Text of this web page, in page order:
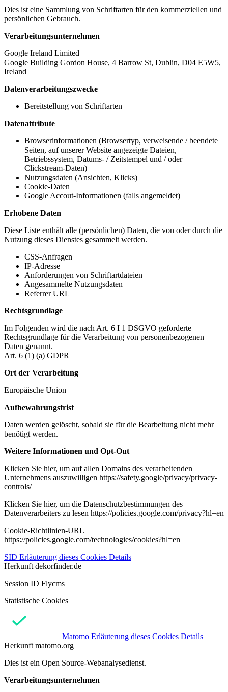
Dies ist eine Sammlung von Schriftarten für den kommerziellen und
persönlichen Gebrauch.
Verarbeitungsunternehmen
Google Ireland Limited
Google Building Gordon House, 4 Barrow St, Dublin, D04 E5W5,
Ireland
Datenverarbeitungszwecke
Bereitstellung von Schriftarten
Datenattribute
Browserinformationen (Browsertyp, verweisende / beendete
Seiten, auf unserer Website angezeigte Dateien,
Betriebssystem, Datums- / Zeitstempel und / oder
Clickstream-Daten)
Nutzungsdaten (Ansichten, Klicks)
Cookie-Daten
Google Accout-Informationen (falls angemeldet)
Erhobene Daten
Diese Liste enthält alle (persönlichen) Daten, die von oder durch die
Nutzung dieses Dienstes gesammelt werden.
CSS-Anfragen
IP-Adresse
Anforderungen von Schriftartdateien
Angesammelte Nutzungsdaten
Referrer URL
Rechtsgrundlage
Im Folgenden wird die nach Art. 6 I 1 DSGVO geforderte
Rechtsgrundlage für die Verarbeitung von personenbezogenen
Daten genannt.
Art. 6 (1) (a) GDPR
Ort der Verarbeitung
Europäische Union
Aufbewahrungsfrist
Daten werden gelöscht, sobald sie für die Bearbeitung nicht mehr
benötigt werden.
Weitere Informationen und Opt-Out
Klicken Sie hier, um auf allen Domains des verarbeitenden
Unternehmens auszuwilligen https://safety.google/privacy/privacy-
controls/
Klicken Sie hier, um die Datenschutzbestimmungen des
Datenverarbeiters zu lesen https://policies.google.com/privacy?hl=en
Cookie-Richtlinien-URL
https://policies.google.com/technologies/cookies?hl=en
SID Erläuterung dieses Cookies Details
Herkunft dekorfinder.de
Session ID Flycms
Statistische Cookies
Matomo Erläuterung dieses Cookies Details
Herkunft matomo.org
Dies ist ein Open Source-Webanalysedienst.
Verarbeitungsunternehmen